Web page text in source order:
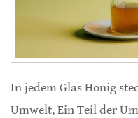
In jedem Glas Honig
Umwelt. Ein Teil der